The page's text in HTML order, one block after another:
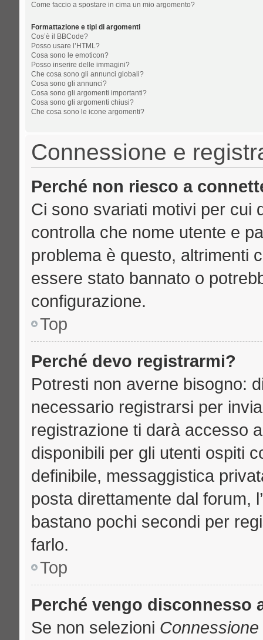
Come faccio a spostare in cima un mio argomento?
Formattazione e tipi di argomenti
Cos’è il BBCode?
Posso usare l’HTML?
Cosa sono le emoticon?
Posso inserire delle immagini?
Che cosa sono gli annunci globali?
Cosa sono gli annunci?
Cosa sono gli argomenti importanti?
Cosa sono gli argomenti chiusi?
Che cosa sono le icone argomenti?
Connessione e
Perché non riesco a
Ci sono svariati motivi per cui
controlla che nome utente e
problema è questo, altrimenti
essere stato bannato o
configurazione.
Top
Perché devo registrarmi?
Potresti non averne bisogno:
necessario registrarsi per
registrazione ti darà accesso
disponibili per gli utenti ospiti
definibile, messaggistica
posta direttamente dal forum,
bastano pochi secondi per
farlo.
Top
Perché vengo disconnesso
Se non selezioni